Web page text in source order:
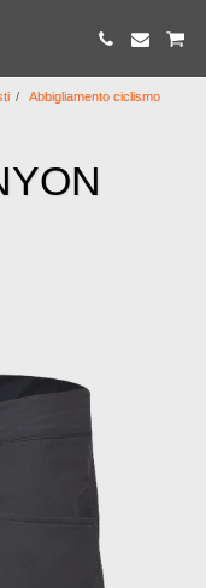
Abbigliamento ciclismo